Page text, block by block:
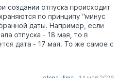
создании отпуска происходит
по принципу "минус
даты. Например, если
отпуска - 18 мая, то в
дата - 17 мая. То же самое с